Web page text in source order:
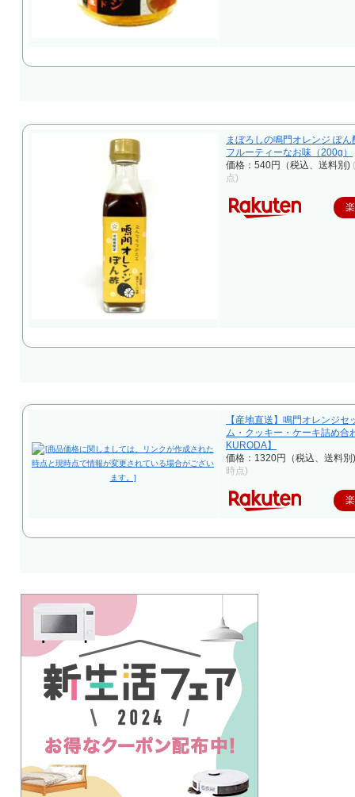
まぼろしの鳴門オレンジ ぽん
フルーティーなお味（200g）
価格：540円（税込、送料別)
点)
【産地直送】鳴門オレンジセ
ム・クッキー・ケーキ詰め合
KURODA】
価格：1320円（税込、送料
時点)